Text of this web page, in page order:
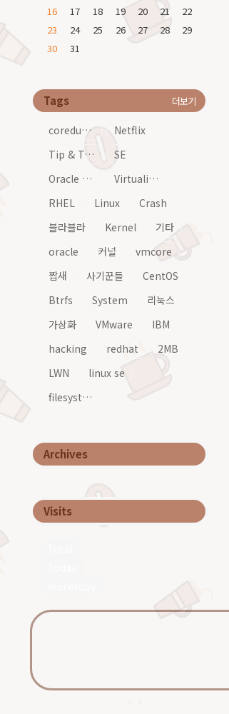
16
17 18 19 20 21
22
23
24 25 26 27 28
29
30
31
Tags 더보기
coredump
Netflix
Tip & Tech
SE
Oracle Linux
Virtualization
RHEL
Linux
Crash
블라블라
Kernel
기타
oracle
커널
vmcore
짭새
사기꾼들
CentOS
Btrfs
System
리눅스
가상화
VMware
IBM
hacking
redhat
2MB
LWN
linux se
filesystem
Archives
Visits